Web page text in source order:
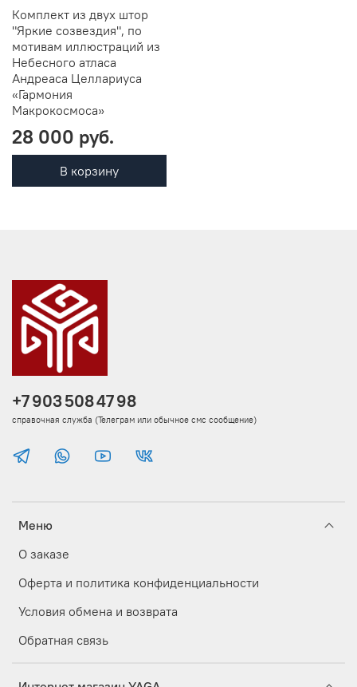
Комплект из двух штор
"Яркие созвездия", по
мотивам иллюстраций из
Небесного атласа
Андреаса Целлариуса
«Гармония
Макрокосмоса»
28 000 руб.
В корзину
Меню
О заказе
Оферта и политика конфиденциальности
Условия обмена и возврата
Обратная связь
+7 903 508 47 98
справочная служба (Телеграм или обычное смс сообщение)